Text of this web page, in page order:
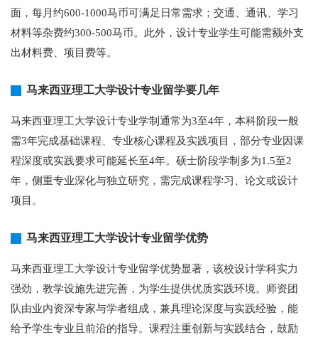
面，每月约600-1000马币可满足日常需求；交通、通讯、学习
材料等杂费约300-500马币。此外，设计专业学生可能需额外支
出材料费、项目费等。
马来西亚理工大学设计专业留学要几年
马来西亚理工大学设计专业学制通常为3至4年，本科阶段一般
需3年完成基础课程、专业核心课程及实践项目，部分专业因课
程深度或实践要求可能延长至4年。硕士阶段学制多为1.5至2
年，侧重专业深化与独立研究，需完成课程学习、论文或设计
项目。
马来西亚理工大学设计专业留学优势
马来西亚理工大学设计专业留学优势显著，该校设计学科实力
强劲，教学设施先进完善，为学生提供优质实践环境。师资团
队由业内资深专家与学者组成，兼具理论深度与实践经验，能
给予学生专业且前沿的指导。课程注重创新与实践结合，鼓励